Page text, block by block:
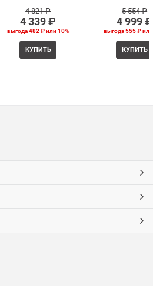
4 821 ₽
4 339 ₽
выгода482 ₽или10%
КУПИТЬ
5 554 ₽
4 999 ₽
выгода555 ₽
КУПИТЬ